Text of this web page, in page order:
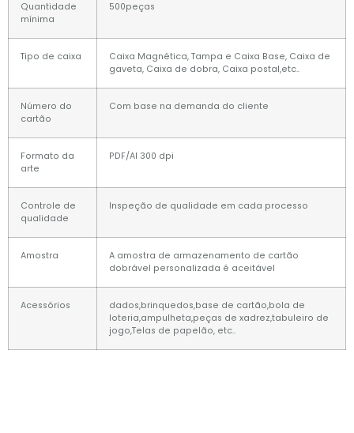
Quantidade
mínima
500peças
Tipo de caixa
Caixa Magnética, Tampa e Caixa Base, Caixa de
gaveta, Caixa de dobra, Caixa postal,etc..
Número do
cartão
Com base na demanda do cliente
Formato da
arte
PDF/AI 300 dpi
Controle de
qualidade
Inspeção de qualidade em cada processo
Amostra
A amostra de armazenamento de cartão
dobrável personalizada é aceitável
Acessórios
dados,brinquedos,base de cartão,bola de
loteria,ampulheta,peças de xadrez,tabuleiro de
jogo,Telas de papelão, etc..